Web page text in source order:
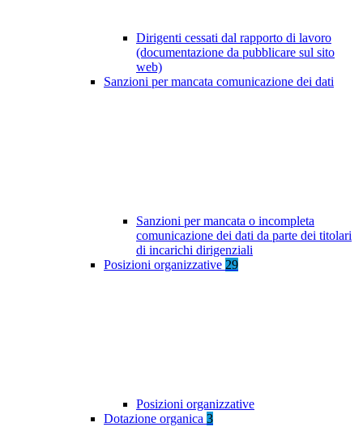
Dirigenti cessati dal rapporto di lavoro
(documentazione da pubblicare sul sito
web)
Sanzioni per mancata comunicazione dei dati
Sanzioni per mancata o incompleta
comunicazione dei dati da parte dei titolari
di incarichi dirigenziali
Posizioni organizzative 29
Posizioni organizzative
Dotazione organica 3